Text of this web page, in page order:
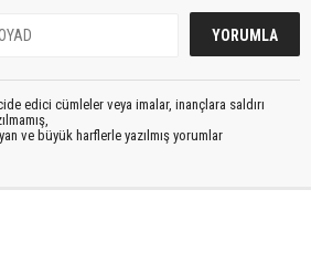
edici cümleler veya imalar, inançlara saldırı
ve büyük harflerle yazılmış yorumlar